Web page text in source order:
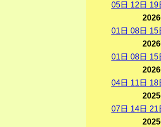
05日 12 日 19
01 日 08日 15
01 日 08日 15
04日 11 日 18
07日 14日 21